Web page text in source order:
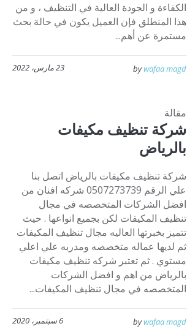
الكفاءة و الجودة العالية في التنظيف ، و من
هذا المنطلق فإن العميل يكون في حالة بحث
مستمرة عن أهم...
23 مارس، 2022 bywafaa magd
مقالة
شركة تنظيف مكيفات
بالرياض
شركة تنظيف مكيفات بالرياض اتصل بنا
علي الرقم 0507273739 شركه افنان من
افضل الشركات المتخصصه في مجال
تنظيف المكيفات لكن بجميع انواعها . حيث
تتميز بخبرتها العاليه مجال تنظيف المكيفات
ثم لديها عماله متخصصه ومدربه علي اعلي
مستوي . ثم تعتبر شركه تنظيف مكيفات
بالرياض من اهم و افضل الشركات
المتخصصه في مجال تنظيف المكيفات...
6 سبتمبر، 2020 bywafaa magd